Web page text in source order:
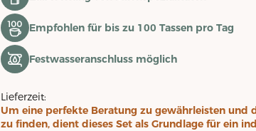
Empfohlen für bis zu 100 Tassen pro Tag
Festwasseranschluss möglich
Lieferzeit:
Um eine perfekte Beratung zu gewährleisten und
zu finden, dient dieses Set als Grundlage für ein